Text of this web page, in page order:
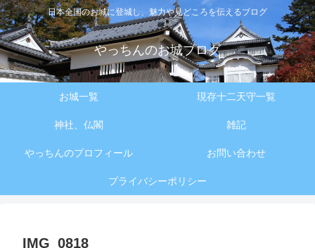
日本全国のお城に登城し、魅力や見どころを伝えるブログ
やっちんのお城ブログ
お城一覧 現存十二天守一覧
神社、仏閣 雑記
やっちんのプロフィール お問い合わせ
プライバシーポリシー
IMG_0818